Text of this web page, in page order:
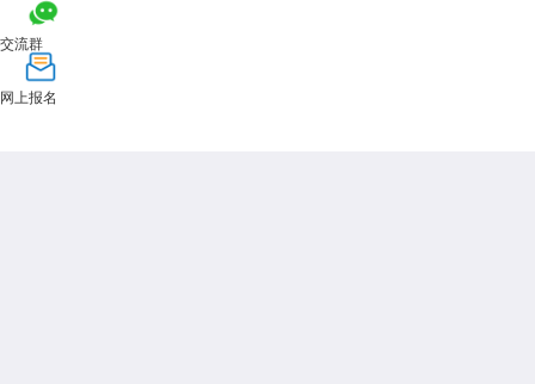
2025年
取机会。考生应充分了解政策内容，确保自己能够正确享受相关优惠政
策。
展开全文
交流群
网上报名